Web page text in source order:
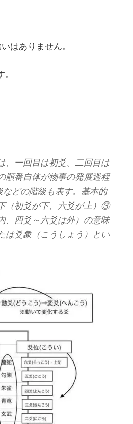
はありません。
、一回目は初爻、二回目は
順番自体が物事の発展過程
どの階級も表す。基本的
（初爻が下、六爻が上）③
、四爻～六爻は外）の意味
は爻象（こうしょう）とい